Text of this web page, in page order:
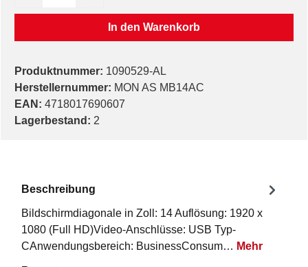
In den Warenkorb
Produktnummer: 1090529-AL
Herstellernummer: MON AS MB14AC
EAN: 4718017690607
Lagerbestand: 2
Beschreibung
Bildschirmdiagonale in Zoll: 14 Auflösung: 1920 x
1080 (Full HD)Video-Anschlüsse: USB Typ-
CAnwendungsbereich: BusinessConsum… Mehr